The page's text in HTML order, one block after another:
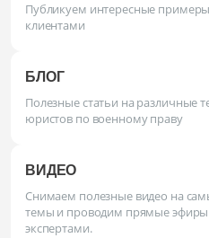
Публикуем интересные
клиентами
БЛОГ
Полезные статьи на различные
юристов по военному праву
ВИДЕО
Снимаем полезные видео на
темы и проводим прямые
экспертами.